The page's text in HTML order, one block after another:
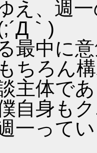
え、週
｀)
最中に
ちろん
主体で
自身も
一って